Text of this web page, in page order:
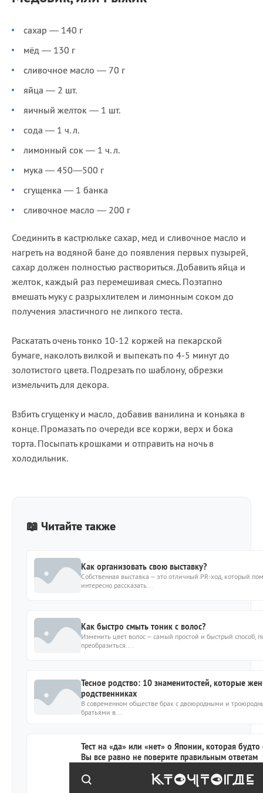
сахар — 140 г
мёд — 130 г
сливочное масло — 70 г
яйца — 2 шт.
яичный желток — 1 шт.
сода — 1 ч. л.
лимонный сок — 1 ч. л.
мука — 450—500 г
сгущенка — 1 банка
сливочное масло — 200 г
Соединить в кастрюльке сахар, мед и сливочное масло и
нагреть на водяной бане до появления первых пузырей,
сахар должен полностью раствориться. Добавить яйца и
желток, каждый раз перемешивая смесь. Поэтапно
вмешать муку с разрыхлителем и лимонным соком до
получения эластичного не липкого теста.
Раскатать очень тонко 10-12 коржей на пекарской
бумаге, наколоть вилкой и выпекать по 4-5 минут до
золотистого цвета. Подрезать по шаблону, обрезки
измельчить для декора.
Взбить сгущенку и масло, добавив ванилина и коньяка в
конце. Промазать по очереди все коржи, верх и бока
торта. Посыпать крошками и отправить на ночь в
холодильник.
📖 Читайте также
Как организовать свою выставку?
Собственная выставка – это отличный PR-ход, который
интересно рассказать...
Как быстро смыть тоник с волос?
Изменить цвет волос – самый простой и быстрый
преобразиться....
Тесное родство: 10 знаменитостей, которые
родственниках
В современном обществе брак с двоюродными и
братьями в...
Тест на «да» или «нет» о Японии, которая
Вы все равно не поверите правильным ответам